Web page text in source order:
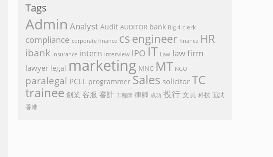
Tags
Admin Analyst Audit AUDITOR bank Big 4 clerk
compliance corporate finance cs engineer finance HR
ibank insurance intern interview IPO IT Law law firm
lawyer legal marketing MNC MT NGO
paralegal PCLL programmer Sales solicitor TC
trainee 創業 客服 審計 工程師 律師 成功 投行 文員 科技 面試
香港